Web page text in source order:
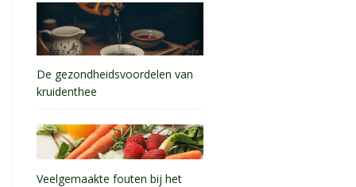
De gezondheidsvoordelen van
kruidenthee
Veelgemaakte fouten bij het